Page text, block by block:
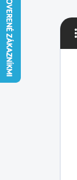
B
č